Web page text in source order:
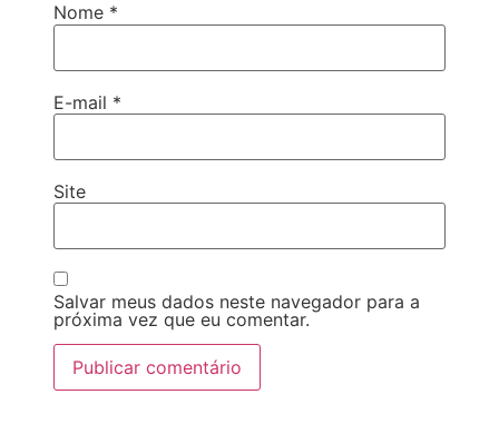
Nome *
E-mail *
Site
Salvar meus dados neste navegador para a
próxima vez que eu comentar.